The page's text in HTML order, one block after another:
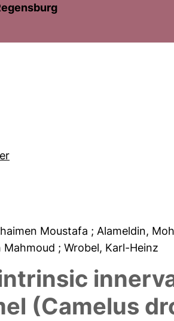
Moustafa ; Alameldin,
Mahmoud ; Wrobel, Karl-Heinz
(Camelus